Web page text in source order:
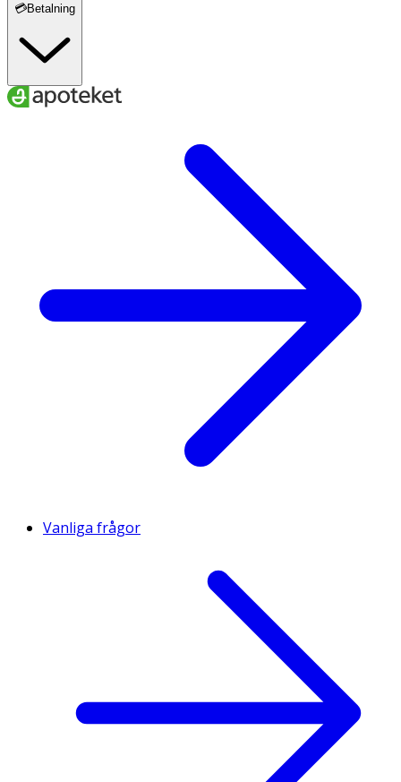
💳Betalning
Vanliga frågor